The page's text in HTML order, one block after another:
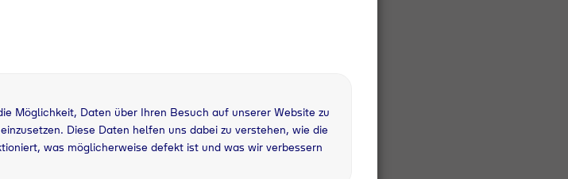
Möglichkeit, Daten über Ihren Besuch auf unserer Website zu
Diese Daten helfen uns dabei zu verstehen, wie die
was möglicherweise defekt ist und was wir verbessern